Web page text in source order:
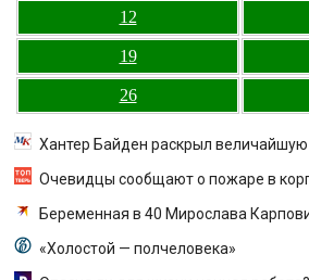
12
19
26
Хантер Байден раскрыл
Очевидцы сообщают о пожаре в
Беременная в 40 Мирослава
«Холостой — полчеловека»